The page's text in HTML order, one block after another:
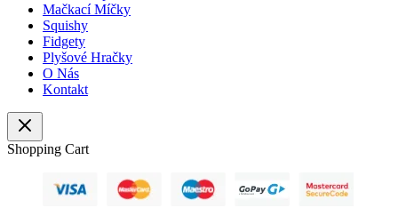
Mačkací Míčky
Squishy
Fidgety
Plyšové Hračky
O Nás
Kontakt
Shopping Cart